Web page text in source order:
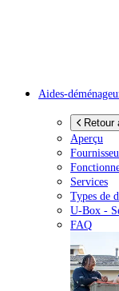
Aides-
Retour
Aperçu
Services
Types de
U-Box -
FAQ